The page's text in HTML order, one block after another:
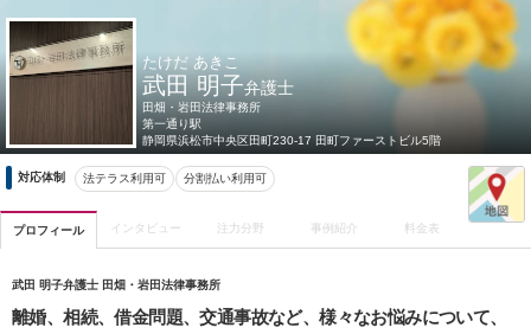
たけだ あきこ
武田 明子弁護士
田畑・岩田法律事務所
第一通り駅
静岡県浜松市中央区田町230-17 田町ファーストビル5階
対応体制 法テラス利用可 分割払い利用可
プロフィール インタビュー 注力分野 事例紹介 料金表
武田 明子弁護士 田畑・岩田法律事務所
離婚、相続、借金問題、交通事故など、様々なお悩みについて、